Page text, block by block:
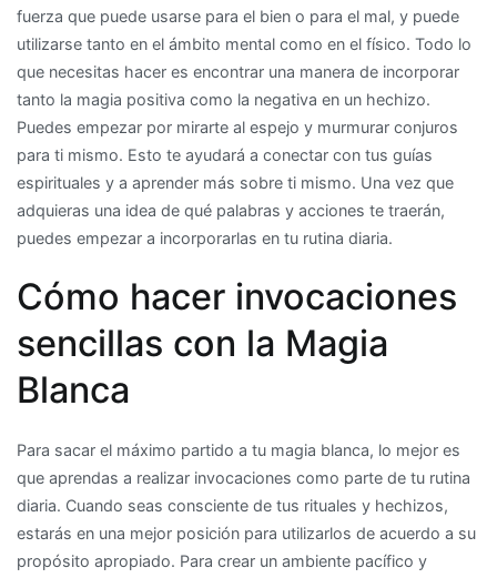
fuerza que puede usarse para el bien o para el mal, y puede
utilizarse tanto en el ámbito mental como en el físico. Todo lo
que necesitas hacer es encontrar una manera de incorporar
tanto la magia positiva como la negativa en un hechizo.
Puedes empezar por mirarte al espejo y murmurar conjuros
para ti mismo. Esto te ayudará a conectar con tus guías
espirituales y a aprender más sobre ti mismo. Una vez que
adquieras una idea de qué palabras y acciones te traerán,
puedes empezar a incorporarlas en tu rutina diaria.
Cómo hacer invocaciones
sencillas con la Magia
Blanca
Para sacar el máximo partido a tu magia blanca, lo mejor es
que aprendas a realizar invocaciones como parte de tu rutina
diaria. Cuando seas consciente de tus rituales y hechizos,
estarás en una mejor posición para utilizarlos de acuerdo a su
propósito apropiado. Para crear un ambiente pacífico y